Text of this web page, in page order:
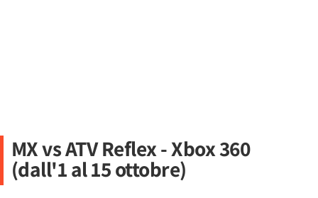
MX vs ATV Reflex - Xbox 360
(dall'1 al 15 ottobre)